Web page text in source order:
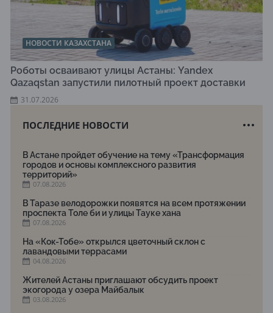
НОВОСТИ КАЗАХСТАНА
Роботы осваивают улицы Астаны: Yandex
Qazaqstan запустили пилотный проект доставки
31.07.2026
ПОСЛЕДНИЕ НОВОСТИ
В Астане пройдет обучение на тему «Трансформация
городов и основы комплексного развития
территорий»
07.08.2026
В Таразе велодорожки появятся на всем протяжении
проспекта Толе би и улицы Тауке хана
07.08.2026
На «Кок-Тобе» открылся цветочный склон с
лавандовыми террасами
04.08.2026
Жителей Астаны приглашают обсудить проект
экогорода у озера Майбалык
03.08.2026